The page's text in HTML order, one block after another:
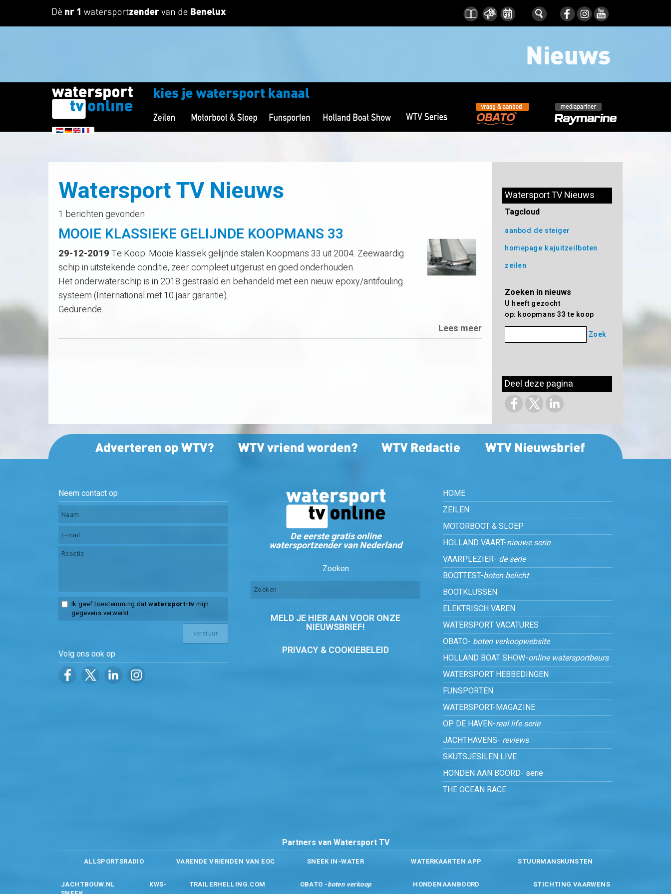
Watersport TV Nieuws
1 berichten gevonden
MOOIE KLASSIEKE GELIJNDE KOOPMANS 33
29-12-2019Te Koop: Mooie klassiek gelijnde stalen Koopmans 33 uit 2004. Zeewaardig
schip in uitstekende conditie, zeer compleet uitgerust en goed onderhouden.
Het onderwaterschip is in 2018 gestraald en behandeld met een nieuw epoxy/antifouling
systeem (International met 10 jaar garantie).
Gedurende…
Lees meer
Watersport TV Nieuws
Tagcloud
aanbod de steiger
homepage kajuitzeilboten
zeilen
Zoeken in nieuws
U heeft gezocht
op: koopmans 33 te koop
Zoek
Deel deze pagina
Neem contact op
Ik geef toestemming datwatersport-tv mijn
gegevens verwerkt.
Volg ons ook op
De eerste gratis online
watersportzender van Nederland
Zoeken
MELD JE HIER AAN VOOR ONZE
NIEUWSBRIEF!
PRIVACY & COOKIEBELEID
HOME
ZEILEN
MOTORBOOT & SLOEP
HOLLAND VAART-nieuwe serie
VAARPLEZIER- de serie
BOOTTEST-boten belicht
BOOTKLUSSEN
ELEKTRISCH VAREN
WATERSPORT VACATURES
OBATO- boten verkoopwebsite
HOLLAND BOAT SHOW-online watersportbeurs
WATERSPORT HEBBEDINGEN
FUNSPORTEN
WATERSPORT-MAGAZINE
OP DE HAVEN-real life serie
JACHTHAVENS- reviews
SKUTSJESILEN LIVE
HONDEN AAN BOORD- serie
THE OCEAN RACE
Partners van Watersport TV
ALLSPORTSRADIO VARENDE VRIENDEN VAN EOC SNEEK IN-WATER WATERKAARTEN APP STUURMANSKUNSTEN
JACHTBOUW.NL
KWS-
TRAILERHELLING.COM OBATO -boten verkoop HONDENAANBOORD STICHTING VAARWENS